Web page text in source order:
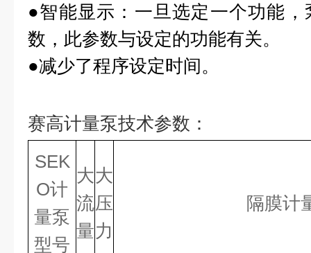
●智能显示：一旦选定一个功能
数，此参数与设定的功能有关。
●减少了程序设定时间。
赛高计量泵技术参数：
SEK
O计
量泵
型号
大
流
量
大
压
力
隔膜计